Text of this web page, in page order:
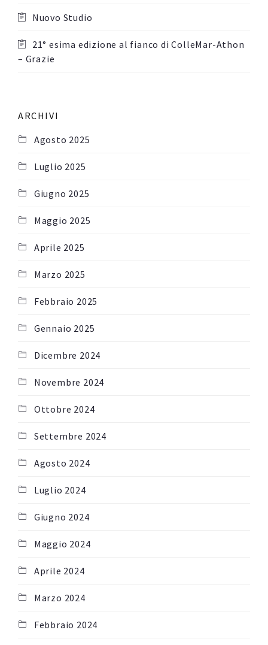
Nuovo Studio
21° esima edizione al fianco di ColleMar-Athon
– Grazie
ARCHIVI
Agosto 2025
Luglio 2025
Giugno 2025
Maggio 2025
Aprile 2025
Marzo 2025
Febbraio 2025
Gennaio 2025
Dicembre 2024
Novembre 2024
Ottobre 2024
Settembre 2024
Agosto 2024
Luglio 2024
Giugno 2024
Maggio 2024
Aprile 2024
Marzo 2024
Febbraio 2024